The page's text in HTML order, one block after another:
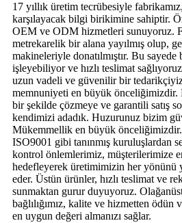
17 yıllık üretim tecrübesiyle
karşılayacak bilgi birikimine sahiptir.
OEM ve ODM hizmetleri sunuyoruz.
metrekarelik bir alana yayılmış olup,
makineleriyle donatılmıştır. Bu
işleyebiliyor ve hızlı teslimat
uzun vadeli ve güvenilir bir
memnuniyeti en büyük önceliğimizdir.
bir şekilde çözmeye ve garantili satış
kendimizi adadık. Huzurunuz bizim
Mükemmellik en büyük
ISO9001 gibi tanınmış kuruluşlardan
kontrol önlemlerimiz, müşterilerimize
hedefleyerek üretimimizin her yönünü
eder. Üstün ürünler, hızlı teslimat ve
sunmaktan gurur duyuyoruz.
bağlılığımız, kalite ve hizmetten ödün
en uygun değeri almanızı sağlar.